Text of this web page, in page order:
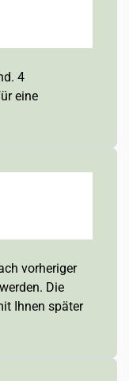
4
eine
vorheriger
Die
Ihnen später